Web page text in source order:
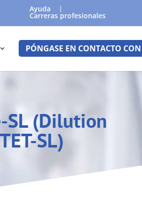
Ayuda
Carreras profesionales
PÓNGASE EN CONTACTO
SL (Dilution
SL)